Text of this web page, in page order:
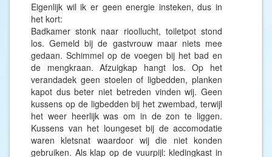
Eigenlijk wil ik er geen energie insteken, dus in
het kort:
Badkamer stonk naar rioollucht, toiletpot stond
los. Gemeld bij de gastvrouw maar niets mee
gedaan. Schimmel op de voegen bij het bad en
de mengkraan. Afzuigkap hangt los. Op het
verandadek geen stoelen of ligbedden, planken
kapot dus beter niet betreden vinden wij. Geen
kussens op de ligbedden bij het zwembad, terwijl
het weer heerlijk was om in de zon te liggen.
Kussens van het loungeset bij de accomodatie
waren kletsnat waardoor wij die niet konden
gebruiken. Als klap op de vuurpijl: kledingkast in